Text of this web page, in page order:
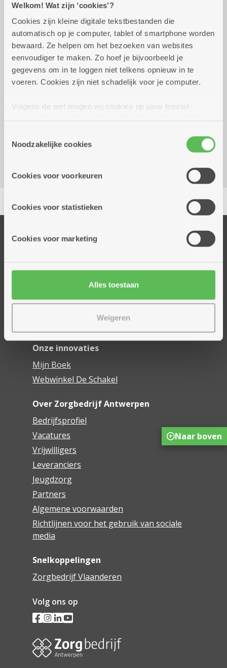
Welkom! Wat zijn ‘cookies’?
Cookies zijn kleine digitale tekstbestanden die
automatisch op je computer, tablet of smartphone worden
bewaard. Ze helpen om het bezoeken van websites
eenvoudiger te maken. Zo hoef je bijvoorbeeld je
gegevens om in te loggen niet telkens opnieuw in te
voeren. Cookies zijn niet schadelijk voor je computer.
Volgens de wet mogen wij cookies op jouw toestel
cookies hebben we jouw toestemming nodig. Sommige
cookies worden geplaatst door derde partijen die een
informatie over jouw (geanonimiseerd) gebruik van onze
partners kunnen deze gegevens combineren met andere
Noodzakelijke cookies
Cookies voor voorkeuren
Cookies voor statistieken
Cookies voor marketing
Alles toestaan
Weigeren
Praktisch
donderdag 1 oktober
2026
12.00 uur tot 14.00
uur
1 maaltijdbonnetje
Op voorhand reserveren
Klaproosstraat 74
Onze diensten
Dienstencentra
Assistentiewoningen
Onze innovaties
Mijn Boek
Webwinkel De Schakel
Over Zorgbedrijf Antwerpen
Bedrijfsprofiel
Vacatures
Vrijwilligers
Leveranciers
Jeugdzorg
Partners
Algemene voorwaarden
Richtlijnen voor het gebruik van sociale
media
Snelkoppelingen
Zorgbedrijf Vlaanderen
Volg ons op
Naar boven